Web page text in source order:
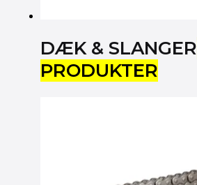
DÆK & SLANGER
PRODUKTER